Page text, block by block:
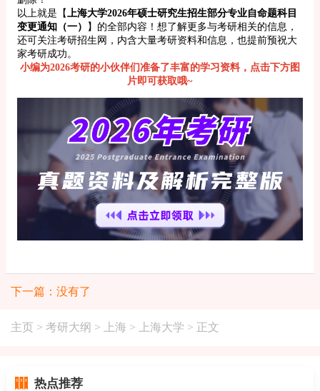
以上就是【
上海大学2026年硕士研究生招生部分专业自命题科目
变更通知（一）
】的全部内容！想了解更多与考研相关的信息，
还可关注考研招生网，内含大量考研资料和信息，也提前预祝大
家考研成功。
小编为2026考研的小伙伴们准备了丰富的学习资料，点击下方图
片即可获取哦~
下一篇：没有了
主页 > 考研大纲 > 上海 > 上海大学 > 正文
热点推荐